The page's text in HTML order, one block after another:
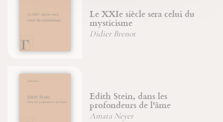
Le XXIe siècle sera celui du
mysticisme
Didier Brenot
Edith Stein, dans les
profondeurs de l'âme
Amata Neyer